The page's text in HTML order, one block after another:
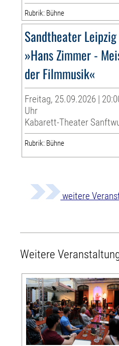
Rubrik: Bühne
Sandtheater Leipzig
»Hans Zimmer -
der Filmmusik«
Freitag, 25.09.2026 |
Uhr
Kabarett-Theater
Rubrik: Bühne
weitere
Weitere